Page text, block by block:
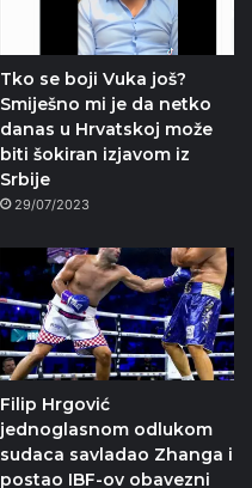
Tko se boji Vuka još?
Smiješno mi je da netko
danas u Hrvatskoj može
biti šokiran izjavom iz
Srbije
29/07/2023
Filip Hrgović
jednoglasnom odlukom
sudaca savladao Zhanga i
postao IBF-ov obavezni